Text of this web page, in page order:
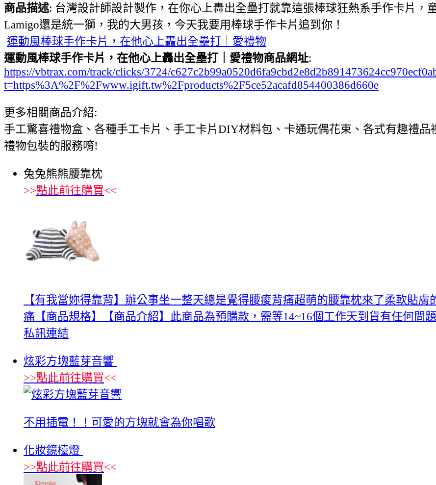
商品描述: 台灣設計師設計製作，在你心上轟出全壘打就靠這張棒球狂熱系手作卡片，
Lamigo還是統一獅，我的大男孩，今天我要用棒球手作卡片追到你！
運動風棒球手作卡片，在他心上轟出全壘打｜愛禮物
運動風棒球手作卡片，在他心上轟出全壘打｜愛禮物商品網址:
https://vbtrax.com/track/clicks/3724/
t=https%3A%2F%2Fwww.igift.tw%2Fproducts%2F5ce52acafd854400386d660e
更多相關商品介紹:
手工驚喜禮物盒、各種手工卡片、手工卡片DIY材料包、卡通玩偶花束、各式有趣禮
禮物包裝的服務唷!
兔兔熊熊腰靠枕
>>點此前往購買<<
【有我當妳得靠背】辦公事坐一整天總是覺得腰痠背痛超萌的腰靠枕來了柔軟貼
痛【商品規格】【商品介紹】此商品為預購款，需等14~16個工作天到貨有任何問
私訊連結
炫彩方塊藍芽音響
>>點此前往購買<<
不用插電！！可愛的方塊就會為你唱歌
化妝鏡檯燈
>>點此前往購買<<